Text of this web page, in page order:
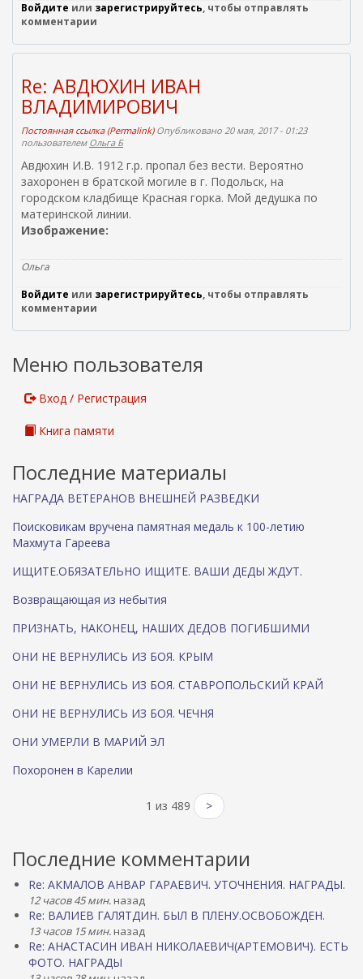
н
я
с
а
Войдите или зарегистрируйтесь, чтобы отправлять
комментарии
Re: АВДЮХИН ИВАН
ВЛАДИМИРОВИЧ
Постоянная ссылка (Permalink)Опубликовано 20 мая, 2017 - 01:23
пользователем Ольга Б
Авдюхин И.В. 1912 г.р. пропал без вести. Вероятно
захоронен в братской могиле в г. Подольск, на
городском кладбище Красная горка. Мой дедушка по
материнской линии.
Изображение:
Ольга
Войдите или зарегистрируйтесь, чтобы отправлять
комментарии
Меню пользователя
Вход / Регистрация
Книга памяти
Последние материалы
НАГРАДА ВЕТЕРАНОВ ВНЕШНЕЙ РАЗВЕДКИ
Поисковикам вручена памятная медаль к 100-летию
Махмута Гареева
ИЩИТЕ.ОБЯЗАТЕЛЬНО ИЩИТЕ. ВАШИ ДЕДЫ ЖДУТ.
Возвращающая из небытия
ПРИЗНАТЬ, НАКОНЕЦ, НАШИХ ДЕДОВ ПОГИБШИМИ
ОНИ НЕ ВЕРНУЛИСЬ ИЗ БОЯ. КРЫМ
ОНИ НЕ ВЕРНУЛИСЬ ИЗ БОЯ. СТАВРОПОЛЬСКИЙ КРАЙ
ОНИ НЕ ВЕРНУЛИСЬ ИЗ БОЯ. ЧЕЧНЯ
ОНИ УМЕРЛИ В МАРИЙ ЭЛ
Похоронен в Карелии
1 из 489 >
Последние комментарии
Re: АКМАЛОВ АНВАР ГАРАЕВИЧ. УТОЧНЕНИЯ. НАГРАДЫ.
12 часов 45 мин. назад
Re: ВАЛИЕВ ГАЛЯТДИН. БЫЛ В ПЛЕНУ.ОСВОБОЖДЕН.
13 часов 15 мин. назад
Re: АНАСТАСИН ИВАН НИКОЛАЕВИЧ(АРТЕМОВИЧ). ЕСТЬ
ФОТО. НАГРАДЫ